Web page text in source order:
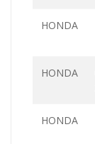
HONDA
HONDA
HONDA